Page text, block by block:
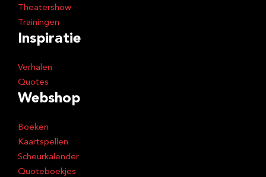
Theatershow
Trainingen
Inspiratie
Verhalen
Quotes
Webshop
Boeken
Kaartspellen
Scheurkalender
Quoteboekjes